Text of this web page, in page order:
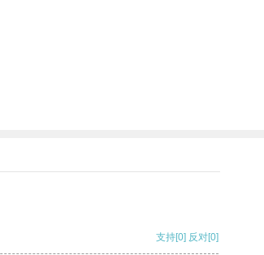
支持[0] 反对[0]